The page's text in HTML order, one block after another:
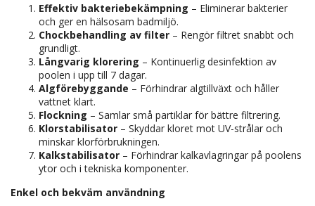
Effektiv bakteriebekämpning – Eliminerar bakterier
och ger en hälsosam badmiljö.
Chockbehandling av filter – Rengör filtret snabbt och
grundligt.
Långvarig klorering – Kontinuerlig desinfektion av
poolen i upp till 7 dagar.
Algförebyggande – Förhindrar algtillväxt och håller
vattnet klart.
Flockning – Samlar små partiklar för bättre filtrering.
Klorstabilisator – Skyddar kloret mot UV-strålar och
minskar klorförbrukningen.
Kalkstabilisator – Förhindrar kalkavlagringar på poolens
ytor och i tekniska komponenter.
Enkel och bekväm användning